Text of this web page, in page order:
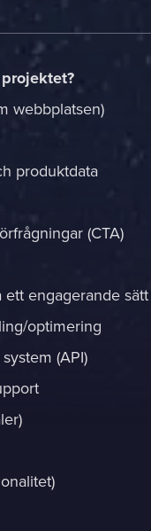
webbplatsen)
produktdata
(CTA)
engagerande sätt
optimering
(API)